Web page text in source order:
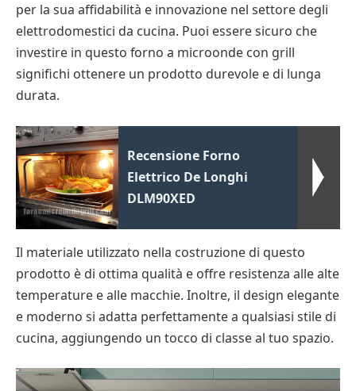
per la sua affidabilità e innovazione nel settore degli
elettrodomestici da cucina. Puoi essere sicuro che
investire in questo forno a microonde con grill
significhi ottenere un prodotto durevole e di lunga
durata.
Recensione Forno
Elettrico De Longhi
DLM90XED
Il materiale utilizzato nella costruzione di questo
prodotto è di ottima qualità e offre resistenza alle alte
temperature e alle macchie. Inoltre, il design elegante
e moderno si adatta perfettamente a qualsiasi stile di
cucina, aggiungendo un tocco di classe al tuo spazio.